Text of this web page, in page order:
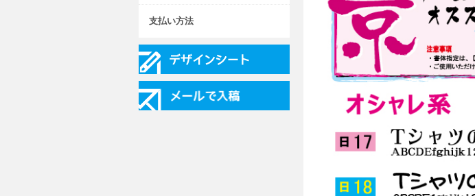
支払い方法